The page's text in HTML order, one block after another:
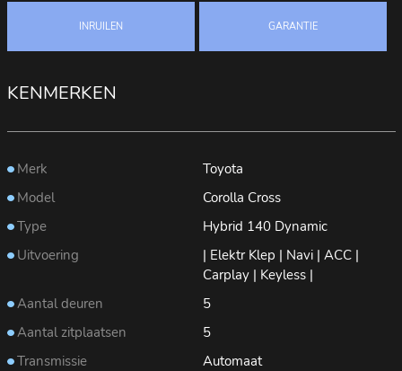
INRUILEN GARANTIE
KENMERKEN
Merk
Toyota
Model
Corolla Cross
Type
Hybrid 140 Dynamic
Uitvoering
| Elektr Klep | Navi | ACC |
Carplay | Keyless |
Aantal deuren
5
Aantal zitplaatsen
5
Transmissie
Automaat